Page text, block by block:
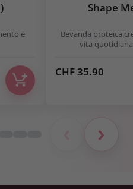
e
Shape
Bevanda proteica
vita
CHF35.90
›